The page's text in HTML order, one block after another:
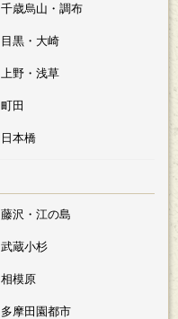
千歳烏山・調布
目黒・大崎
上野・浅草
町田
日本橋
藤沢・江の島
武蔵小杉
相模原
多摩田園都市